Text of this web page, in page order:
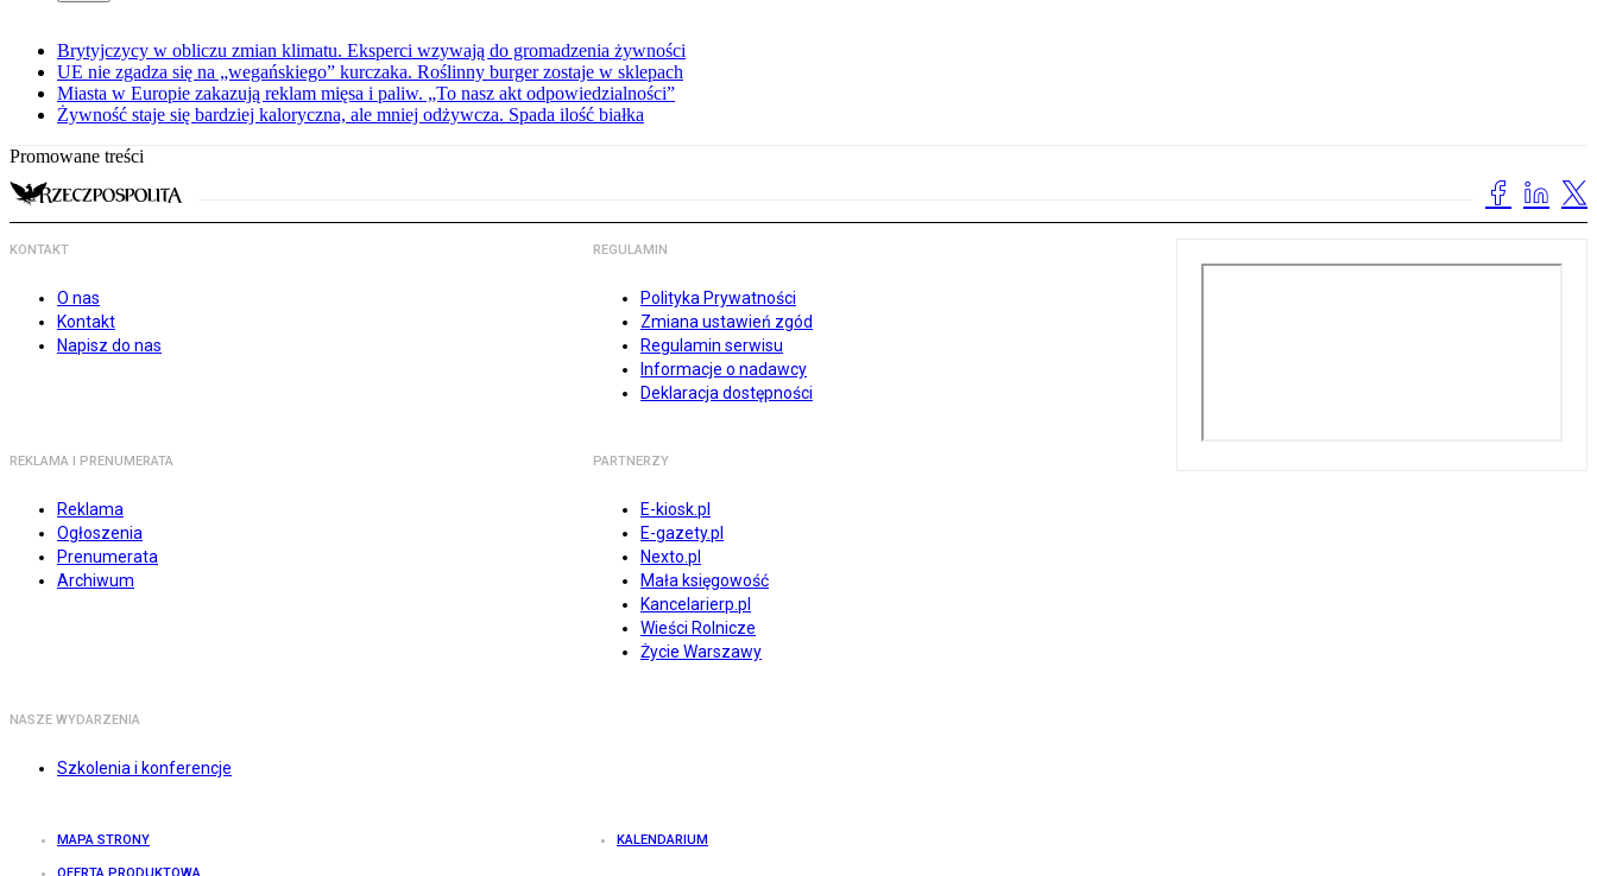
Brytyjczycy w obliczu zmian klimatu. Eksperci wzywają do gromadzenia żywności
UE nie zgadza się na „wegańskiego” kurczaka. Roślinny burger zostaje w sklepach
Miasta w Europie zakazują reklam mięsa i paliw. „To nasz akt odpowiedzialności”
Żywność staje się bardziej kaloryczna, ale mniej odżywcza. Spada ilość białka
Promowane treści
KONTAKT
O nas
Kontakt
Napisz do nas
REGULAMIN
Polityka Prywatności
Zmiana ustawień zgód
Regulamin serwisu
Informacje o nadawcy
Deklaracja dostępności
REKLAMA I PRENUMERATA
Reklama
Ogłoszenia
Prenumerata
Archiwum
PARTNERZY
E-kiosk.pl
E-gazety.pl
Nexto.pl
Mała księgowość
Kancelarierp.pl
Wieści Rolnicze
Życie Warszawy
NASZE WYDARZENIA
Szkolenia i konferencje
MAPA STRONY KALENDARIUM